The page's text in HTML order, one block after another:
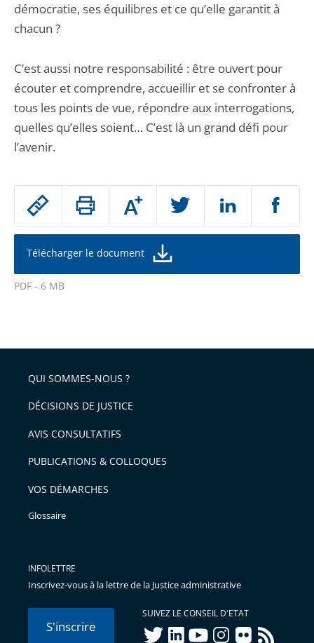
Passer
partage
de
l'article
pour
Augmenter
ou
la
de
police
Télécharger le document
PDF - 6 MB
l'article
pour
avant
démocratie, ses équilibres et ce qu’elle garantit à
chacun ?
C’est aussi notre responsabilité : être ouvert pour
écouter et comprendre, accueillir et se confronter à
tous les points de vue, répondre aux interrogations,
quelles qu’elles soient… C’est là un grand défi pour
l’avenir.
QUI SOMMES-NOUS ?
DÉCISIONS DE JUSTICE
AVIS CONSULTATIFS
PUBLICATIONS & COLLOQUES
VOS DÉMARCHES
Glossaire
INFOLETTRE
Inscrivez-vous à la lettre de la Justice administrative
S'inscrire
SUIVEZ LE CONSEIL D'ETAT
twitterlinkedInyoutubeinstagram
flickr rss